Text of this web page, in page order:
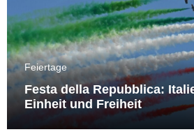
Feiertage
Festa della Repubblica:
Einheit und Freiheit